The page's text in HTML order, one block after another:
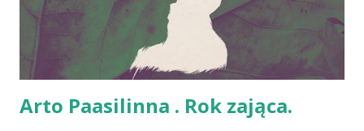
współczesnego - zestawionego w układzie 1:1, by móc
porównać, śledzić dalsze losy, obserwować zmiany. No i nie
bardzo dostałam, to czego szukałam. Dostałam coś innego...
W...
Arto Paasilinna . Rok zająca.